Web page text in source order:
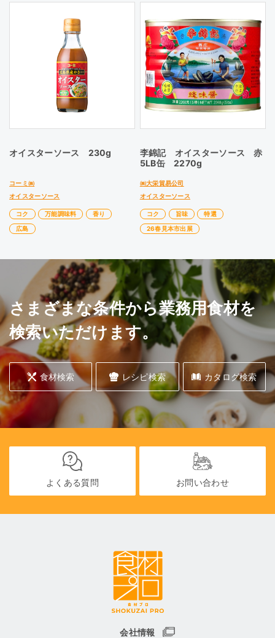
オイスターソース 230g
コーミ㈱
オイスターソース
コク 万能調味料
香り
広島
李錦記 オイスターソース 赤
5LB缶 2270g
㈱大栄貿易公司
オイスターソース
コク 旨味
特選
26春見本市出展
さまざまな条件から業務用食材を
検索いただけます。
食材検索 レシピ検索 カタログ検索
よくある質問 お問い合わせ
会社情報